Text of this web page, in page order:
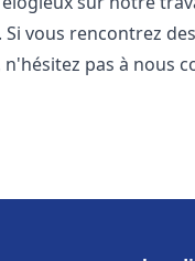
. Si vous rencontrez
n'hésitez pas à nous